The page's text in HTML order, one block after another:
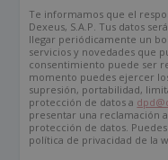
Te informamos que el
Dexeus, S.A.P. Tus datos
llegar periódicamente un
servicios y novedades que
consentimiento puede ser
momento puedes ejercer
supresión, portabilidad,
protección de datos a
presentar una reclamación
protección de datos.
política de privacidad de la